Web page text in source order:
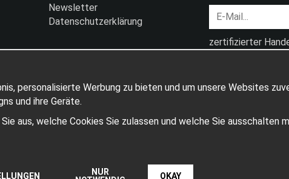
Newsletter
Datenschutzerklärung
zertifizierter
personalisierte Werbung zu bieten und um unsere Websites
und ihre Geräte.
aus, welche Cookies Sie zulassen und welche Sie ausschalten
NUR
OKAY